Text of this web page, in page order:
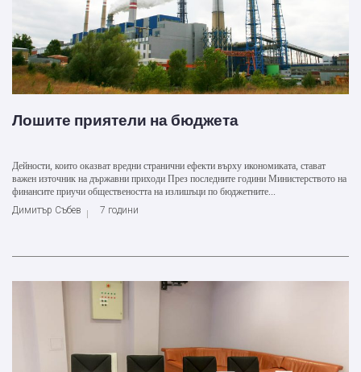
Лошите приятели на бюджета
Дейности, които оказват вредни странични ефекти върху икономиката, стават
важен източник на държавни приходи През последните години Министерството на
финансите приучи обществеността на излишъци по бюджетните...
Димитър Събев
7 години